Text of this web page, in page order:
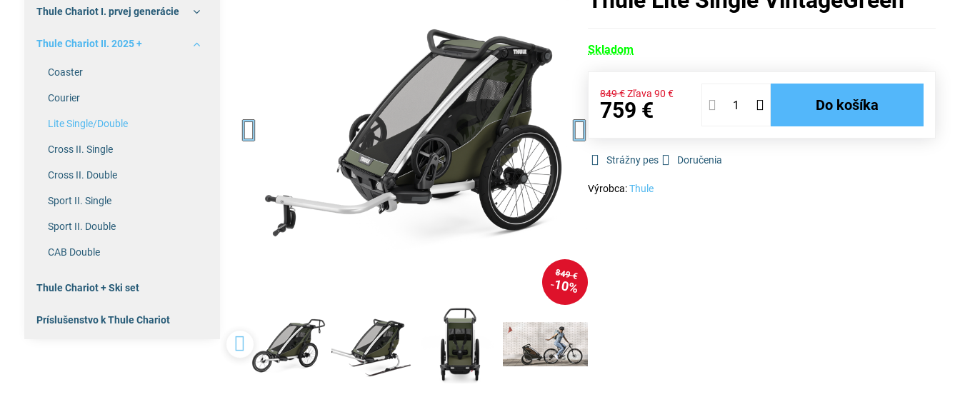
849 €
10%
Skladom
849 € Zľava 90 €
759 € Do košíka
Strážny pes Doručenia
Výrobca:Thule
Thule Chariot I. prvej generácie
Thule Chariot II. 2025 +
Coaster
Courier
Lite Single/Double
Cross II. Single
Cross II. Double
Sport II. Single
Sport II. Double
CAB Double
Thule Chariot + Ski set
Príslušenstvo k Thule Chariot